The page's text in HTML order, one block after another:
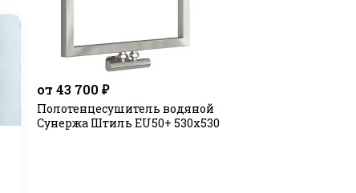
от 43 700 ₽
Полотенцесушитель водяной
Сунержа Штиль EU50+ 530х530